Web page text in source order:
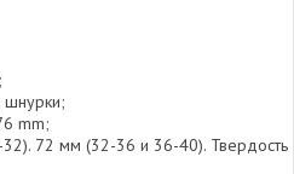
шнурки;
mm;
72 мм (32-36 и 36-40). Твердость